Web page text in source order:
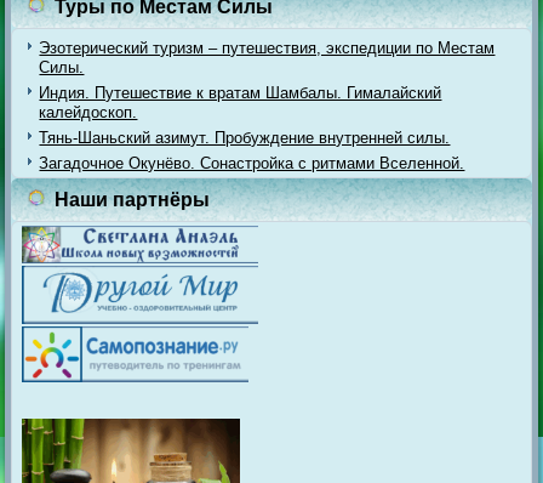
Туры по Местам Силы
Эзотерический туризм – путешествия, экспедиции по Местам
Силы.
Индия. Путешествие к вратам Шамбалы. Гималайский
калейдоскоп.
Тянь-Шаньский азимут. Пробуждение внутренней силы.
Загадочное Окунёво. Сонастройка с ритмами Вселенной.
Наши партнёры